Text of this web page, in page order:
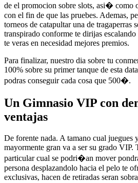
de el promocion sobre slots, asi� como
con el fin de que las pruebes. Ademas,
torneos de catapultar una de tragaperras
transpirado conforme te dirijas
te veras en necesidad mejores premios.
Para finalizar, nuestro dia sobre tu
100% sobre su primer tanque de esta
podras conseguir cada cosa que 500�.
Un Gimnasio VIP con
ventajas
De forente nada. A tamano cual juegues
mayormente gran va a ser su grado VIP.
particular cual se podri�an mover
persona desplazandolo hacia el pelo te
exclusivas, hacen de retiradas seran